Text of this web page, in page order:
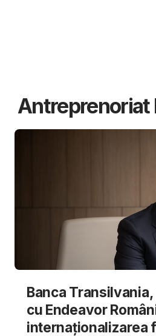
Antreprenoriat
Banca
cu Endeavor
internaționalizarea